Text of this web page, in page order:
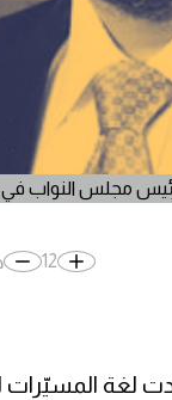
النواب في
12
لغة